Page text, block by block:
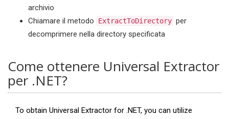
archivio
Chiamare il metodo
ExtractToDirectory per
decomprimere nella directory specificata
Come ottenere Universal Extractor
per .NET?
To obtain Universal Extractor for .NET, you can utilize